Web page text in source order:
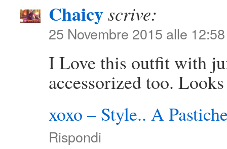
Chaicyscrive:
25 Novembre 2015 alle 12:58
I Love this outfit with
accessorized too.
xoxo – Style.. A
Rispondi